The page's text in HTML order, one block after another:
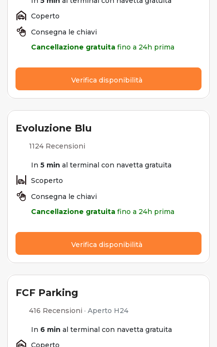
Coperto
Consegna le chiavi
Cancellazione gratuita fino a 24h prima
Verifica disponibilità
Evoluzione Blu
1124 Recensioni
In 5 min al terminal con navetta gratuita
Scoperto
Consegna le chiavi
Cancellazione gratuita fino a 24h prima
Verifica disponibilità
FCF Parking
416 Recensioni · Aperto H24
In 6 min al terminal con navetta gratuita
Coperto